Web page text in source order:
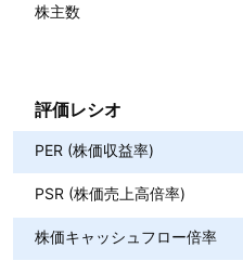
株主数
評価レシオ
PER (株価収益率)
PSR (株価売上高倍率)
株価キャッシュフロー倍率